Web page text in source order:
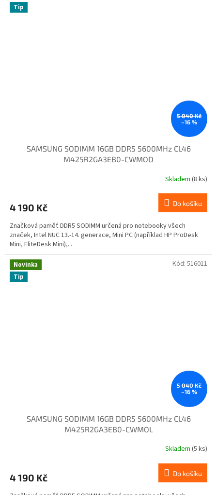
Tip
5 040 Kč
–16 %
SAMSUNG SODIMM 16GB DDR5 5600MHz CL46
M425R2GA3EB0-CWMOD
Skladem (8 ks)
4 190 Kč Do košíku
Značková paměť DDR5 SODIMM určená pro notebooky všech
značek, Intel NUC 13.-14. generace, Mini PC (například HP ProDesk
Mini, EliteDesk Mini),...
Novinka
Tip
5 040 Kč
–16 %
SAMSUNG SODIMM 16GB DDR5 5600MHz CL46
M425R2GA3EB0-CWMOL
Skladem (5 ks)
4 190 Kč Do košíku
Kód: 516011